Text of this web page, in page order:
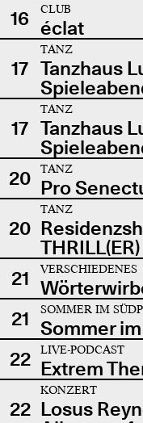
16
CLUB
éclat
17
TANZ
Tanzhaus
17
TANZ
Tanzhaus
20
TANZ
Pro
20
TANZ
THRILL(ER)
21
VERSCHIEDENES
21
SOMMER IM
Sommer
22
LIVE-PODCAST
Extrem
22
KONZERT
Losus